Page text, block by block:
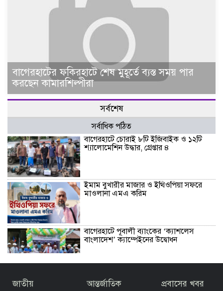
বাগেরহাটের ফকিরহাটে শেষ মুহূর্তে ব্যস্ত সময় পার
করছেন কামারশিল্পীরা
সর্বশেষ
সর্বাধিক পঠিত
বাগেরহাটে চোরাই ৮টি ইজিবাইক ও ১২টি
শ্যালোমেশিন উদ্ধার, গ্রেপ্তার ৪
ইমাম বুখারীর মাজার ও ইথিওপিয়া সফরে
মাওলানা এমএ করিম
বাগেরহাটে পূবালী ব্যাংকের ‘ক্যাশলেস
বাংলাদেশ’ ক্যাম্পেইনের উদ্বোধন
বাজেটকে সময়োপযোগী ও জনকল্যাণমুখী
আখ্যা দিলেন মাওলানা এম.এ. করিম ইবনে
জাতীয়
আন্তর্জাতিক
প্রবাসের খবর